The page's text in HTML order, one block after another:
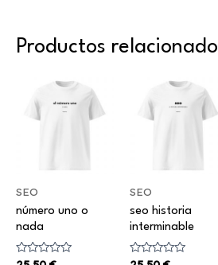
Productos
SEO
número uno o
nada
producto
variantes.
Las
opciones
se
pueden
SEO
seo historia
interminable
producto
variantes.
Las
opciones
se
pueden